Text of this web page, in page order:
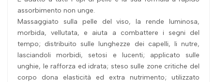
assorbimento non unge.
Massaggiato sulla pelle del viso, la rende luminosa,
morbida, vellutata, e aiuta a combattere i segni del
tempo; distribuito sulle lunghezze dei capelli, li nutre,
lasciandoli morbidi, setosi e lucenti; applicato sulle
unghie, le rafforza ed idrata; steso sulle zone critiche del
corpo dona elasticità ed extra nutrimento; utilizzato